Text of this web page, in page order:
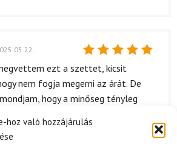
hoz való hozzájárulás
Értékelés:
/ 5
ezt a szettet, kicsit
nem fogja megerni az árát. De
hogy a minőseg tényleg
és a botok is meglepően konnyűek.